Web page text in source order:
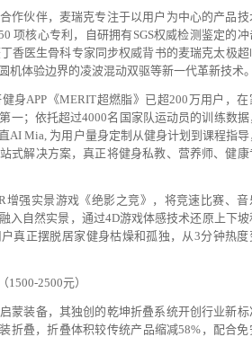
作伙伴，麦瑞克专注于以用户为中心的产品技
项核心专利，自研拥有SGS权威检测鉴定的冲
香医生骨科专家同步权威背书的麦瑞克太极超
机体验边界的凌波混动双驱等新一代革新技术
身APP《MERIT超燃脂》已超200万用户，在
一；依托超过4000名国家队运动员的训练数据
AI Mia, 为用户量身定制从健身计划到课程指导
式解决方案，真正将健身私教、营养师、健康
增强实景游戏《绝影之竞》，将竞速比赛、音
入自然实景，通过4D游戏体感技术还原上下坡
真正摆脱居家健身枯燥和孤独，从3分钟热度
1500-2500元）
蒙装备，其独创的乾坤折叠系统开创行业新标
折叠，折叠体积较传统产品缩减58%，配合免